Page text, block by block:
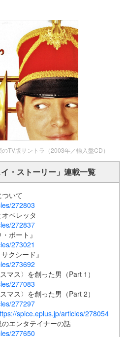
TV版サントラ（2003年／輸入盤CD）
イ・ストーリー」連載一覧
ついて
272803
オペレッタ
272837
・ボート』
273021
サクシード』
273692
マス〉を創った男（Part 1）
277083
マス〉を創った男（Part 2）
277297
spice.eplus.jp/articles/278054
エンタテイナーの話
277650